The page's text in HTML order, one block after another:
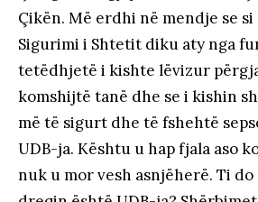
Çikën. Më erdhi në mendje se
Sigurimi i Shtetit diku aty nga
tetëdhjetë i kishte lëvizur
komshijtë tanë dhe se i kishin
më të sigurt dhe të fshehtë
UDB-ja. Kështu u hap fjala aso
nuk u mor vesh asnjëherë. Ti do